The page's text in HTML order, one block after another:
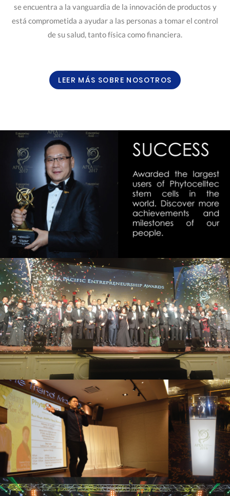
se encuentra a la vanguardia de la innovación de productos y
está comprometida a ayudar a las personas a tomar el control
de su salud, tanto física como financiera.
LEER MÁS SOBRE NOSOTROS